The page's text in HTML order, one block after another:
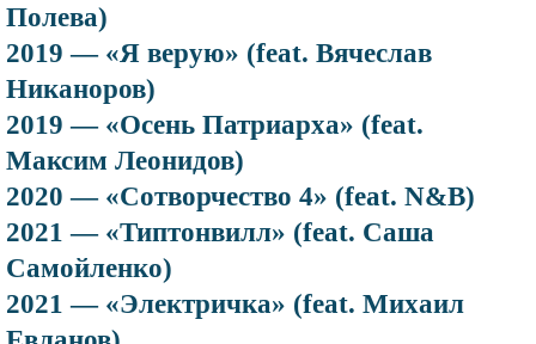
Полева)
2019 — «Я верую» (feat. Вячеслав
Никаноров)
2019 — «Осень Патриарха» (feat.
Максим Леонидов)
2020 — «Сотворчество 4» (feat. N&B)
2021 — «Типтонвилл» (feat. Саша
Самойленко)
2021 — «Электричка» (feat. Михаил